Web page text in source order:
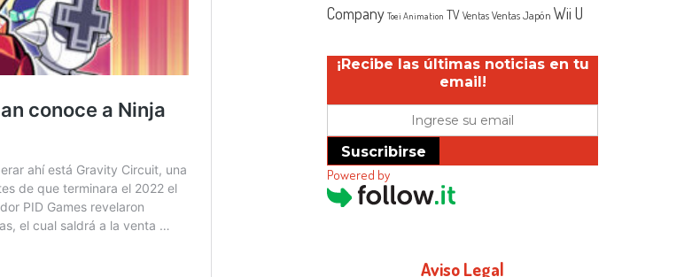
Company Toei Animation TV Ventas Ventas Japón Wii U
¡Recibe las últimas noticias en tu
email!
Suscribirse
Powered by
Aviso Legal